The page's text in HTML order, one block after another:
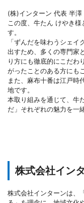
(株)インターン 代表 半澤
この度、牛たん けやき
す。
「ずんだを味わうシェ
出すため、多くの専門家
り方にも徹底的にこだわ
がったことのある方にも
また、麻布十番は江戸時
地です。
本取り組みを通じて、牛
だ」それぞれの魅力を一
株式会社イン
株式会社インターンは、